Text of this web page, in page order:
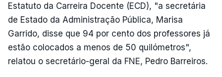
Estatuto da Carreira Docente (ECD), "a secretária
de Estado da Administração Pública, Marisa
Garrido, disse que 94 por cento dos professores já
estão colocados a menos de 50 quilómetros",
relatou o secretário-geral da FNE, Pedro Barreiros.